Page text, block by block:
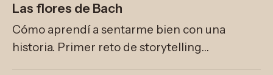
Las flores de Bach
Cómo aprendí a sentarme bien con una
historia. Primer reto de storytelling